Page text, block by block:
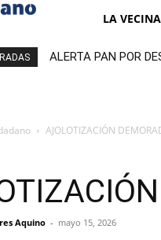
LA
ALERTA PAN POR
AJOLOTIZACIÓN
Aquino - mayo 15, 2026